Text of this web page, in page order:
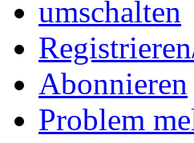
Abonnieren
Problem